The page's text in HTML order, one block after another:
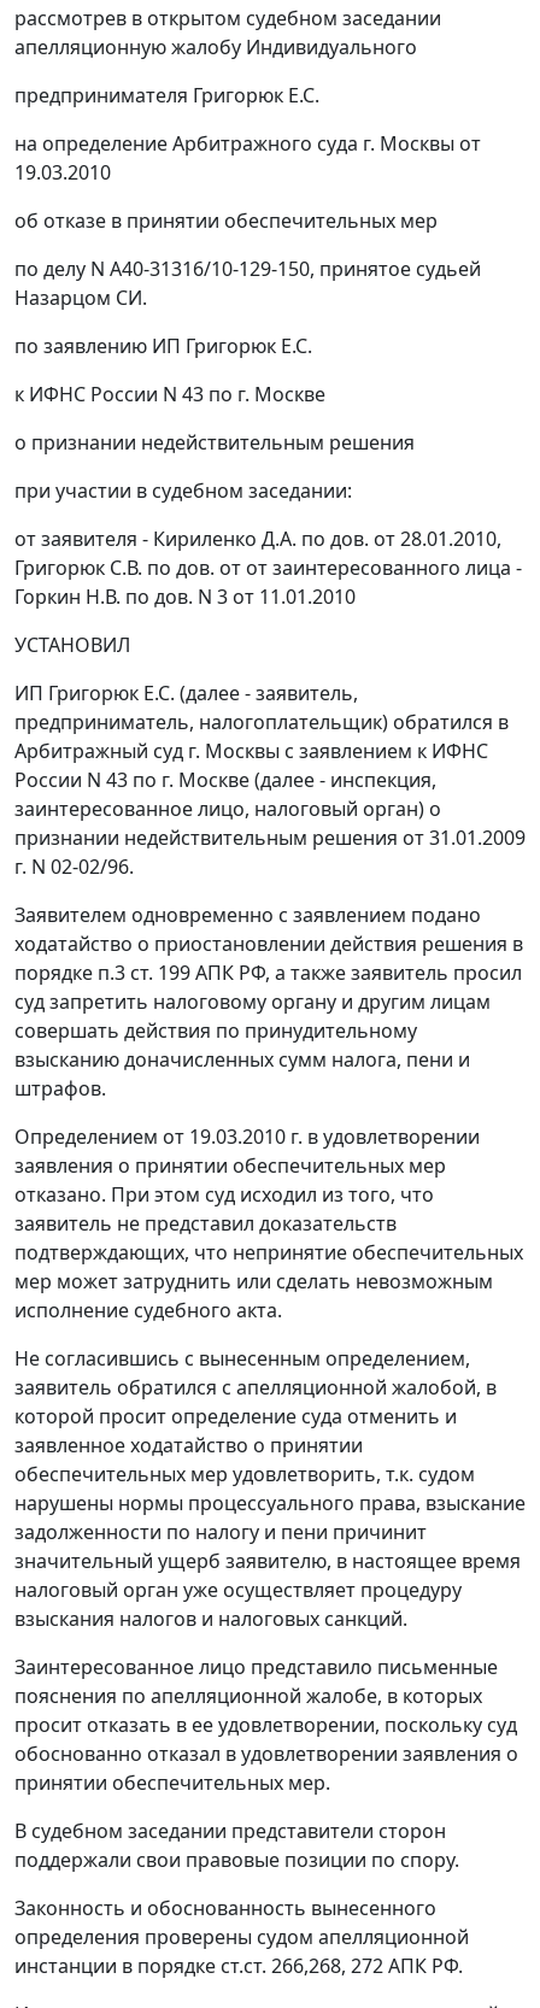
рассмотрев в открытом судебном заседании
апелляционную жалобу Индивидуального
предпринимателя Григорюк Е.С.
на определение Арбитражного суда г. Москвы от
19.03.2010
об отказе в принятии обеспечительных мер
по делу N А40-31316/10-129-150, принятое судьей
Назарцом СИ.
по заявлению ИП Григорюк Е.С.
к ИФНС России N 43 по г. Москве
о признании недействительным решения
при участии в судебном заседании:
от заявителя - Кириленко Д.А. по дов. от 28.01.2010,
Григорюк С.В. по дов. от от заинтересованного лица -
Горкин Н.В. по дов. N 3 от 11.01.2010
УСТАНОВИЛ
ИП Григорюк Е.С. (далее - заявитель,
предприниматель, налогоплательщик) обратился в
Арбитражный суд г. Москвы с заявлением к ИФНС
России N 43 по г. Москве (далее - инспекция,
заинтересованное лицо, налоговый орган) о
признании недействительным решения от 31.01.2009
г. N 02-02/96.
Заявителем одновременно с заявлением подано
ходатайство о приостановлении действия решения в
порядке п.3 ст. 199АПК РФ, а также заявитель просил
суд запретить налоговому органу и другим лицам
совершать действия по принудительному
взысканию доначисленных сумм налога, пени и
штрафов.
Определением от 19.03.2010 г. в удовлетворении
заявления о принятии обеспечительных мер
отказано. При этом суд исходил из того, что
заявитель не представил доказательств
подтверждающих, что непринятие обеспечительных
мер может затруднить или сделать невозможным
исполнение судебного акта.
Не согласившись с вынесенным определением,
заявитель обратился с апелляционной жалобой, в
которой просит определение суда отменить и
заявленное ходатайство о принятии
обеспечительных мер удовлетворить, т.к. судом
нарушены нормы процессуального права, взыскание
задолженности по налогу и пени причинит
значительный ущерб заявителю, в настоящее время
налоговый орган уже осуществляет процедуру
взыскания налогов и налоговых санкций.
Заинтересованное лицо представило письменные
пояснения по апелляционной жалобе, в которых
просит отказать в ее удовлетворении, поскольку суд
обоснованно отказал в удовлетворении заявления о
принятии обеспечительных мер.
В судебном заседании представители сторон
поддержали свои правовые позиции по спору.
Законность и обоснованность вынесенного
определения проверены судом апелляционной
инстанции в порядке ст.ст. 266,268, 272АПК РФ.